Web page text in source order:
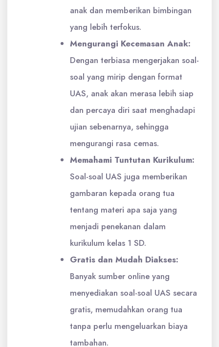
anak dan memberikan bimbingan
yang lebih terfokus.
Mengurangi Kecemasan Anak:
Dengan terbiasa mengerjakan soal-
soal yang mirip dengan format
UAS, anak akan merasa lebih siap
dan percaya diri saat menghadapi
ujian sebenarnya, sehingga
mengurangi rasa cemas.
Memahami Tuntutan Kurikulum:
Soal-soal UAS juga memberikan
gambaran kepada orang tua
tentang materi apa saja yang
menjadi penekanan dalam
kurikulum kelas 1 SD.
Gratis dan Mudah Diakses:
Banyak sumber online yang
menyediakan soal-soal UAS secara
gratis, memudahkan orang tua
tanpa perlu mengeluarkan biaya
tambahan.